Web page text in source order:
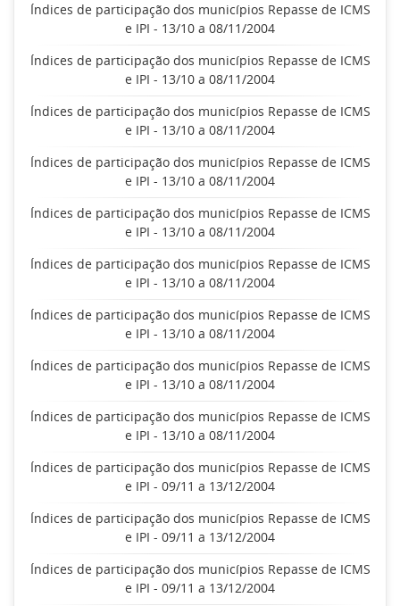
Índices de participação dos municípios Repasse de ICMS
e IPI - 13/10 a 08/11/2004
Índices de participação dos municípios Repasse de ICMS
e IPI - 13/10 a 08/11/2004
Índices de participação dos municípios Repasse de ICMS
e IPI - 13/10 a 08/11/2004
Índices de participação dos municípios Repasse de ICMS
e IPI - 13/10 a 08/11/2004
Índices de participação dos municípios Repasse de ICMS
e IPI - 13/10 a 08/11/2004
Índices de participação dos municípios Repasse de ICMS
e IPI - 13/10 a 08/11/2004
Índices de participação dos municípios Repasse de ICMS
e IPI - 13/10 a 08/11/2004
Índices de participação dos municípios Repasse de ICMS
e IPI - 13/10 a 08/11/2004
Índices de participação dos municípios Repasse de ICMS
e IPI - 13/10 a 08/11/2004
Índices de participação dos municípios Repasse de ICMS
e IPI - 09/11 a 13/12/2004
Índices de participação dos municípios Repasse de ICMS
e IPI - 09/11 a 13/12/2004
Índices de participação dos municípios Repasse de ICMS
e IPI - 09/11 a 13/12/2004